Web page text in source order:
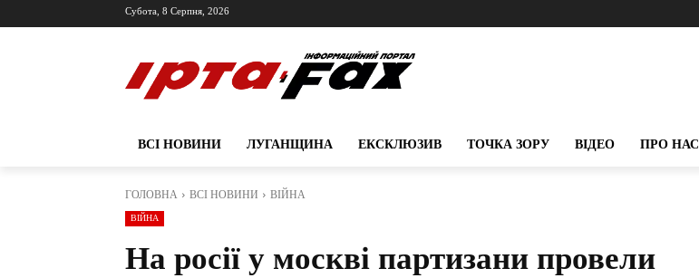
Субота, 8 Серпня, 2026
ВСІ НОВИНИ ЛУГАНЩИНА ЕКСКЛЮЗИВ ТОЧКА ЗОРУ ВІДЕО ПРО НАС
ГОЛОВНА ВСІ НОВИНИ ВІЙНА
ВІЙНА
На росії у москві партизани провели